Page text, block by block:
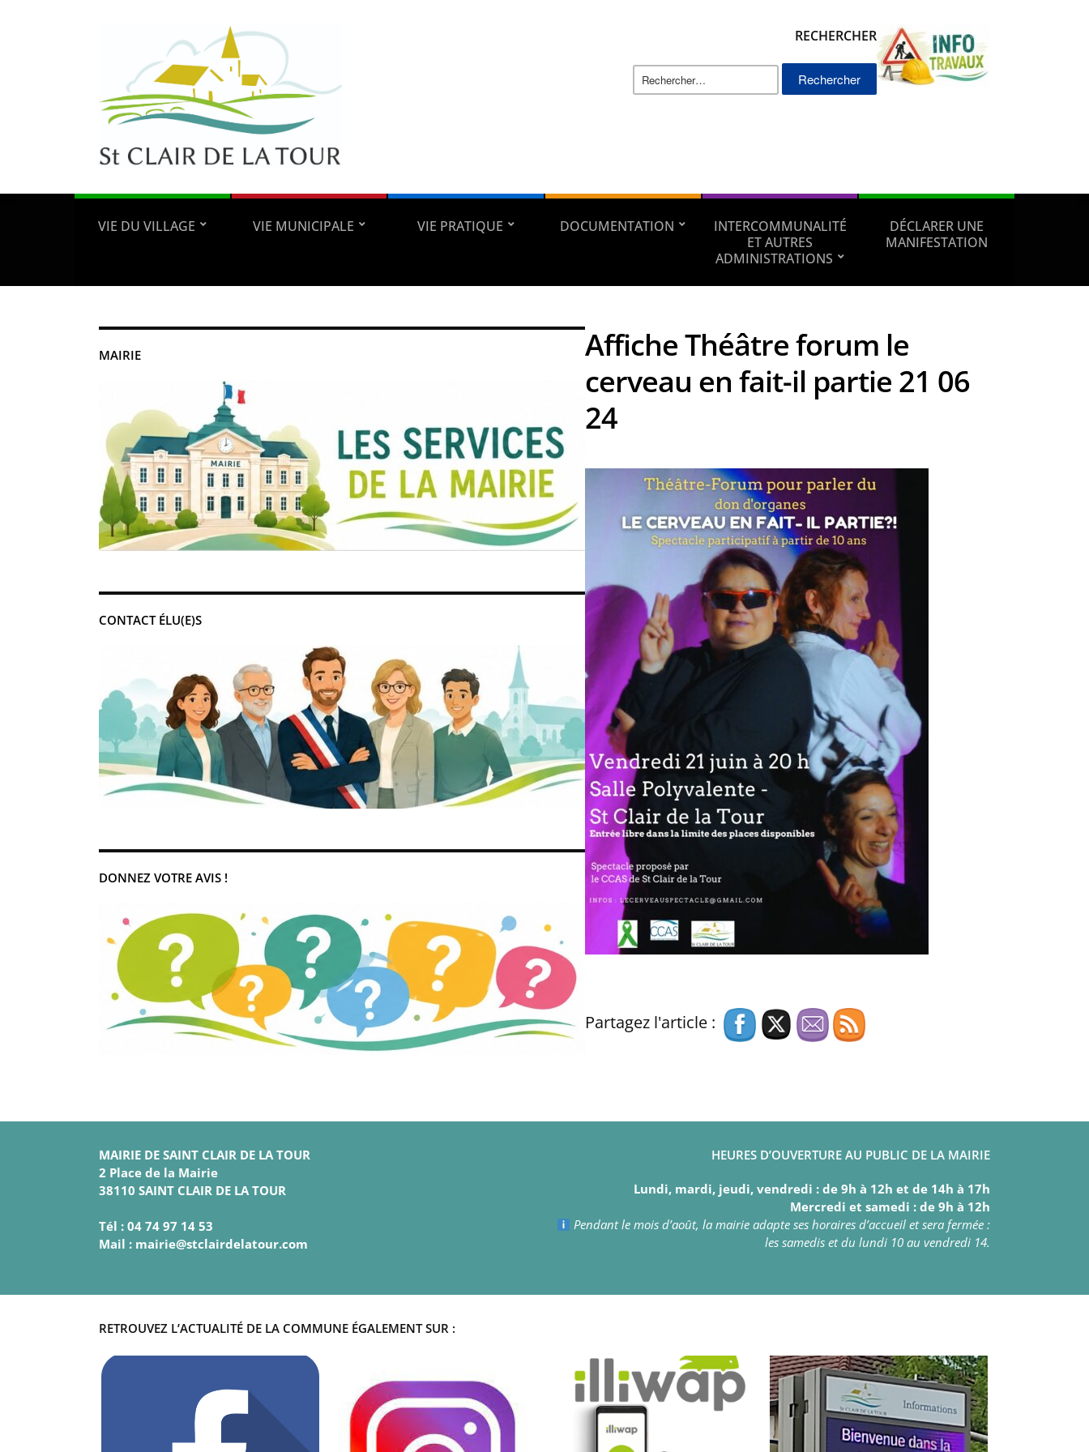
RECHERCHER
Rechercher :
VIE DU VILLAGE VIE MUNICIPALE VIE PRATIQUE DOCUMENTATION
INTERCOMMUNALITÉ
ET AUTRES
ADMINISTRATIONS
DÉCLARER UNE
MANIFESTATION
MAIRIE
CONTACT ÉLU(E)S
DONNEZ VOTRE AVIS !
Affiche Théâtre forum le
cerveau en fait-il partie 21 06
24
Partagez l'article :
MAIRIE DE SAINT CLAIR DE LA TOUR
2 Place de la Mairie
38110 SAINT CLAIR DE LA TOUR
Tél : 04 74 97 14 53
Mail : mairie@stclairdelatour.com
HEURES D’OUVERTURE AU PUBLIC DE LA MAIRIE
Lundi, mardi, jeudi, vendredi : de 9h à 12h et de 14h à 17h
Mercredi et samedi : de 9h à 12h
Pendant le mois d’août, la mairie adapte ses horaires d’accueil et sera fermée :
les samedis et du lundi 10 au vendredi 14.
RETROUVEZ L’ACTUALITÉ DE LA COMMUNE ÉGALEMENT SUR :